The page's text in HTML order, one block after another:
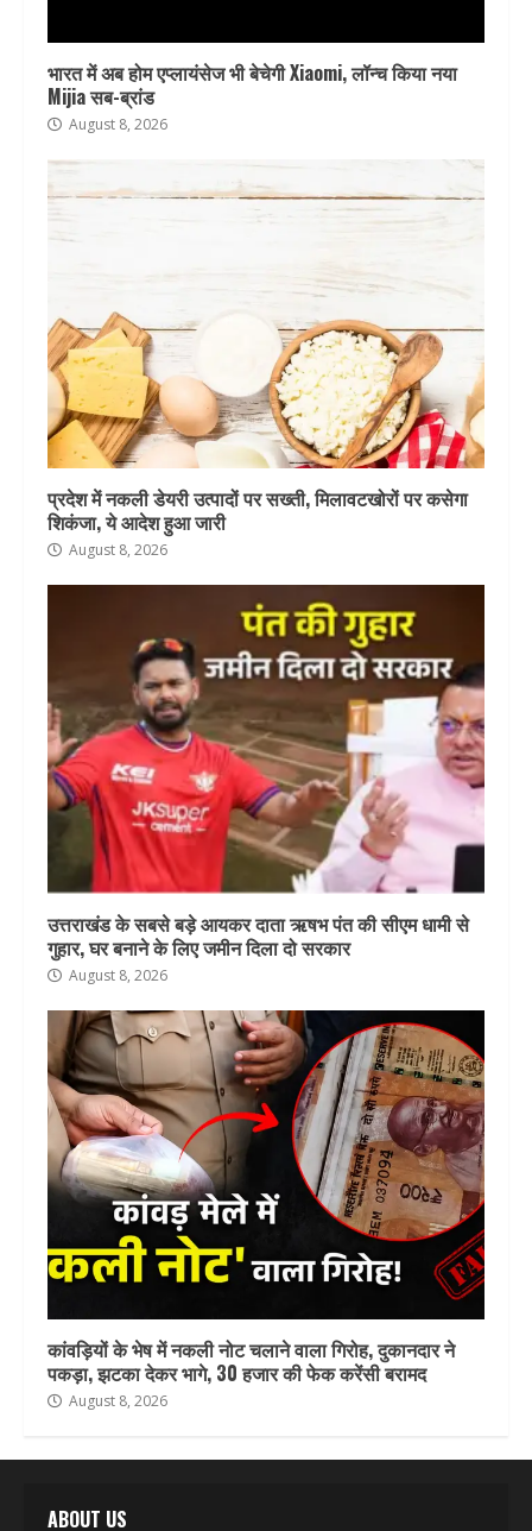
भारत में अब होम एप्लायंसेज भी बेचेगी Xiaomi, लॉन्च किया नया
Mijia सब-ब्रांड
August 8, 2026
प्रदेश में नकली डेयरी उत्पादों पर सख्ती, मिलावटखोरों पर कसेगा
शिकंजा, ये आदेश हुआ जारी
August 8, 2026
उत्तराखंड के सबसे बड़े आयकर दाता ऋषभ पंत की सीएम धामी से
गुहार, घर बनाने के लिए जमीन दिला दो सरकार
August 8, 2026
कांवड़ियों के भेष में नकली नोट चलाने वाला गिरोह, दुकानदार ने
पकड़ा, झटका देकर भागे, 30 हजार की फेक करेंसी बरामद
August 8, 2026
ABOUT US